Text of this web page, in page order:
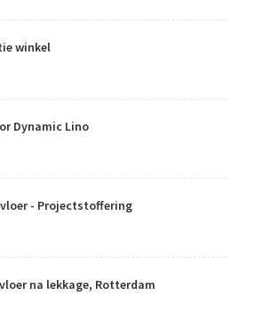
winkel
Dynamic Lino
- Projectstoffering
na lekkage, Rotterdam